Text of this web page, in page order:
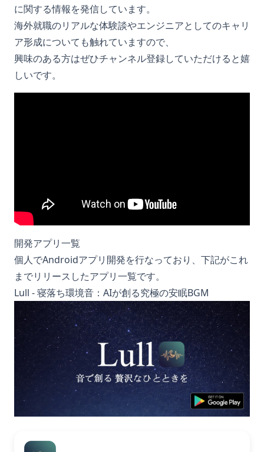
に関する情報を発信しています。
海外就職のリアルな体験談やエンジニアとしてのキャリ
ア形成についても触れていますので、
興味のある方はぜひチャンネル登録していただけると嬉
しいです。
開発アプリ一覧
個人でAndroidアプリ開発を行なっており、下記がこれ
までリリースしたアプリ一覧です。
Lull - 寝落ち環境音：AIが創る究極の安眠BGM